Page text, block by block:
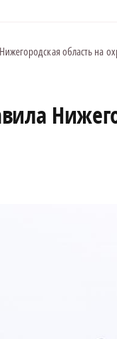
область на